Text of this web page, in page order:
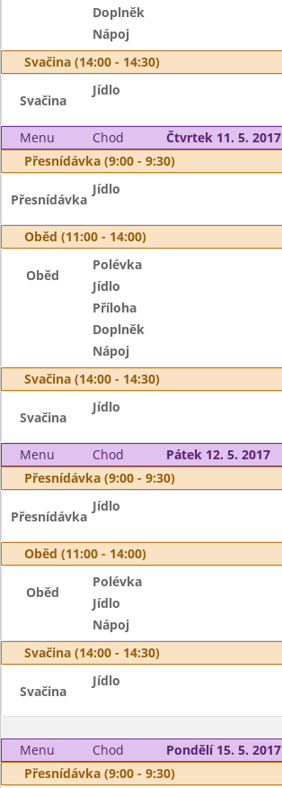
Doplněk
Nápoj
Svačina (14:00 - 14:30)
Svačina
Jídlo
Menu Chod
Čtvrtek 11. 5. 2017
Přesnídávka (9:00 - 9:30)
Přesnídávka
Jídlo
Oběd (11:00 - 14:00)
Oběd
Polévka
Jídlo
Příloha
Doplněk
Nápoj
Svačina (14:00 - 14:30)
Svačina
Jídlo
Menu Chod
Pátek 12. 5. 2017
Přesnídávka (9:00 - 9:30)
Přesnídávka
Jídlo
Oběd (11:00 - 14:00)
Oběd
Polévka
Jídlo
Nápoj
Svačina (14:00 - 14:30)
Svačina
Jídlo
Menu Chod
Pondělí 15. 5. 2017
Přesnídávka (9:00 - 9:30)